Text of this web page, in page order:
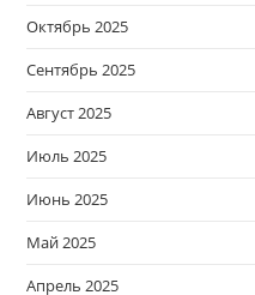
Октябрь 2025
Сентябрь 2025
Август 2025
Июль 2025
Июнь 2025
Май 2025
Апрель 2025